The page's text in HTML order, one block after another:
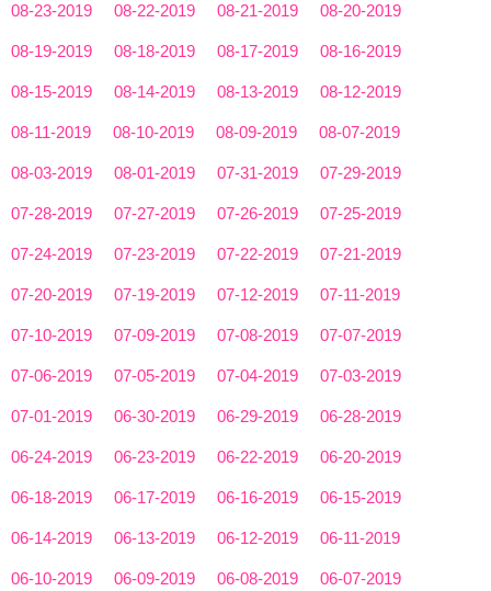
08-23-2019 08-22-2019 08-21-2019 08-20-2019
08-19-2019 08-18-2019 08-17-2019 08-16-2019
08-15-2019 08-14-2019 08-13-2019 08-12-2019
08-11-2019 08-10-2019 08-09-2019 08-07-2019
08-03-2019 08-01-2019 07-31-2019 07-29-2019
07-28-2019 07-27-2019 07-26-2019 07-25-2019
07-24-2019 07-23-2019 07-22-2019 07-21-2019
07-20-2019 07-19-2019 07-12-2019 07-11-2019
07-10-2019 07-09-2019 07-08-2019 07-07-2019
07-06-2019 07-05-2019 07-04-2019 07-03-2019
07-01-2019 06-30-2019 06-29-2019 06-28-2019
06-24-2019 06-23-2019 06-22-2019 06-20-2019
06-18-2019 06-17-2019 06-16-2019 06-15-2019
06-14-2019 06-13-2019 06-12-2019 06-11-2019
06-10-2019 06-09-2019 06-08-2019 06-07-2019